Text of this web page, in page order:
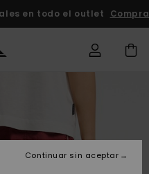
en todo el outlet
Continuar sin aceptar